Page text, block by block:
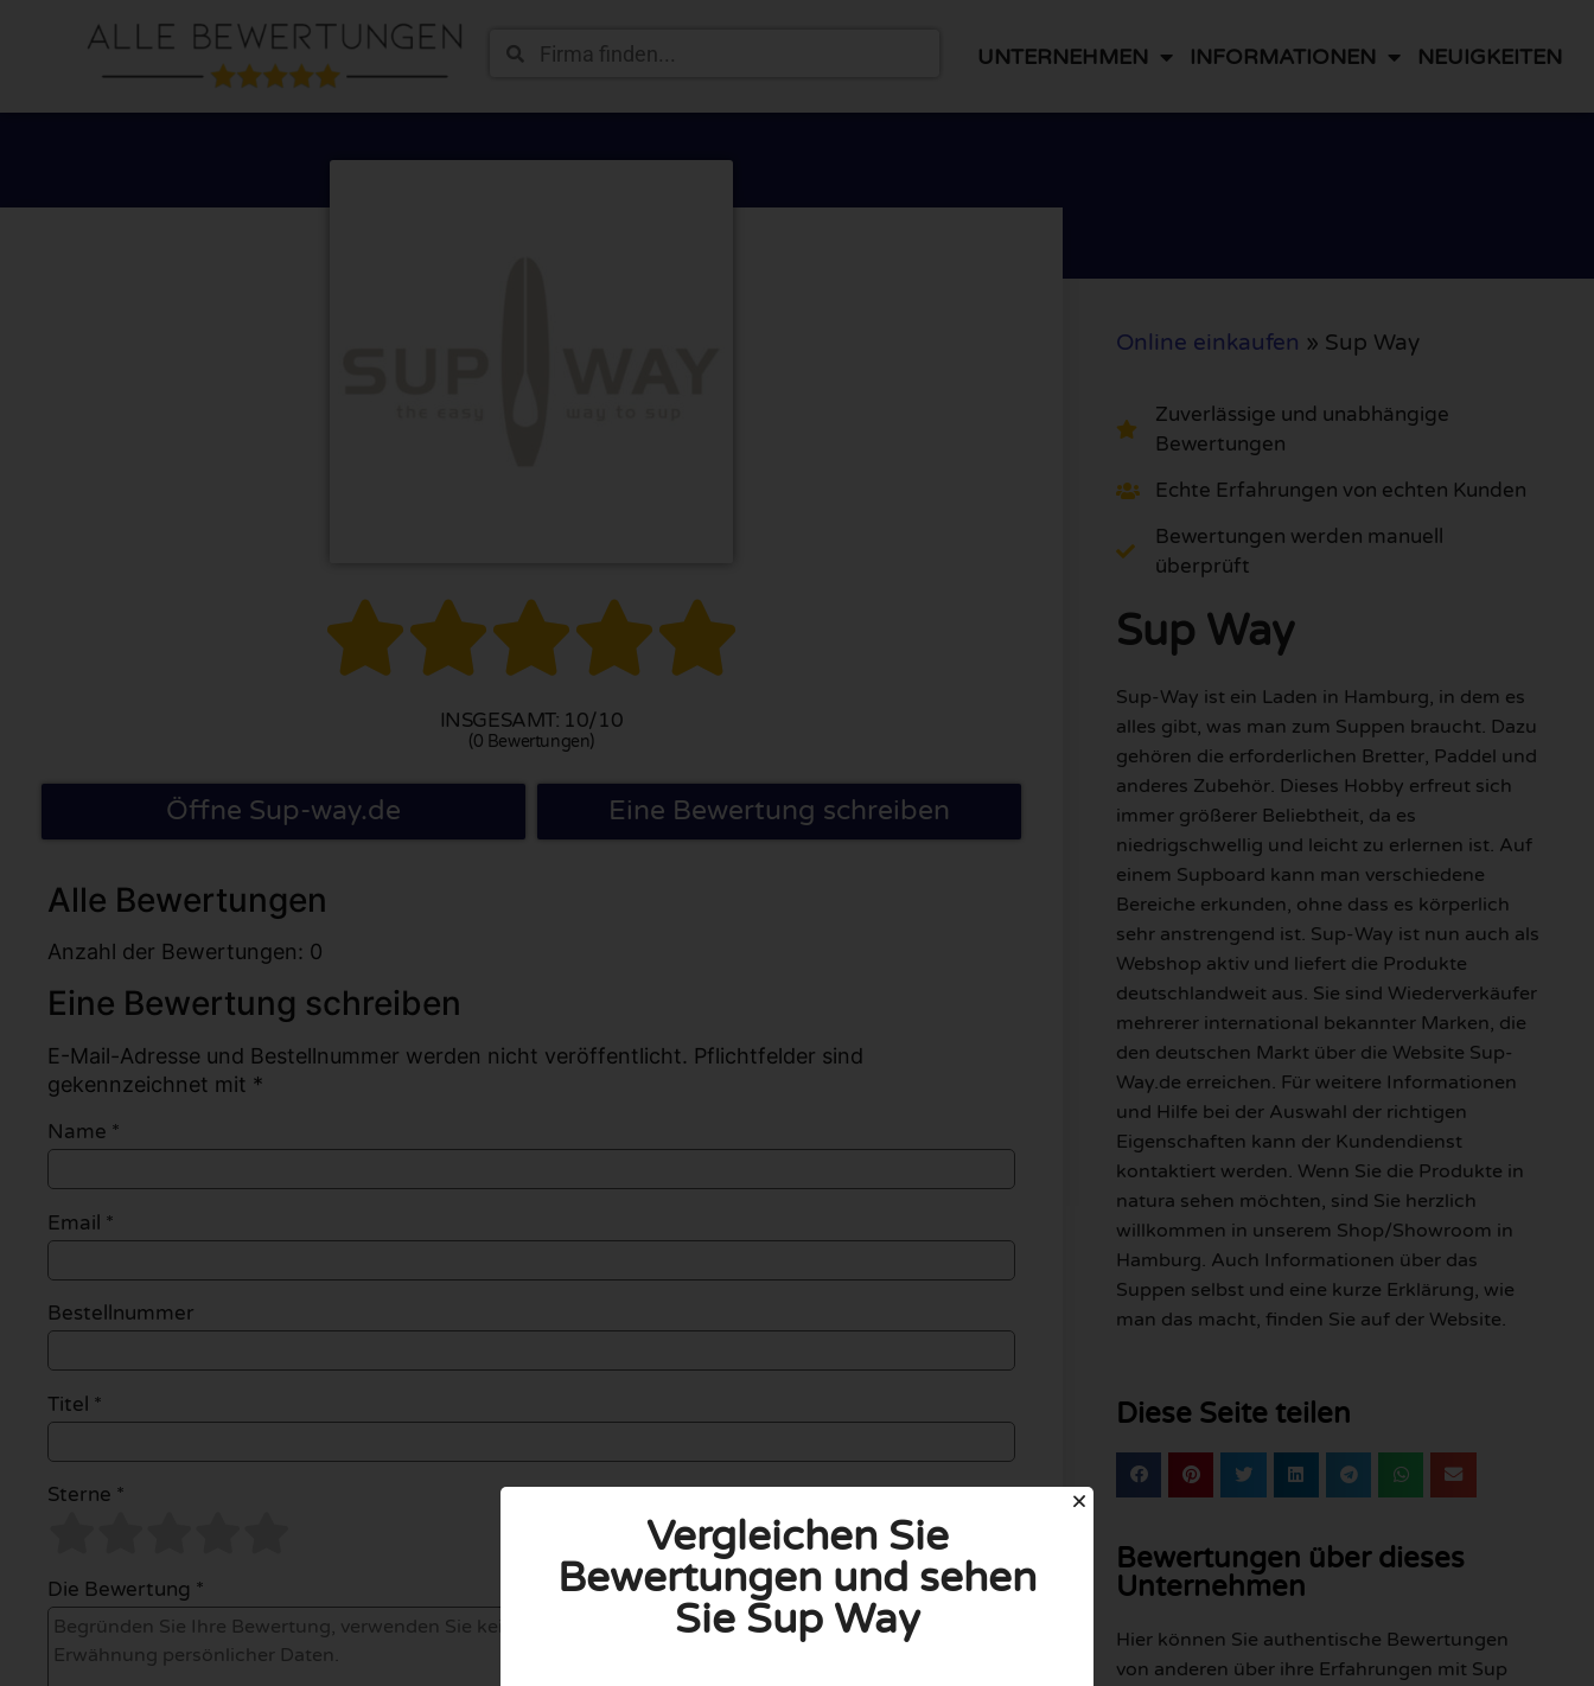
UNTERNEHMEN INFORMATIONEN NEUIGKEITEN

INSGESAMT: 10/10
(0 Bewertungen)
Öffne Sup-way.de Eine Bewertung schreiben
Alle Bewertungen
Anzahl der Bewertungen: 0
Eine Bewertung schreiben
E-Mail-Adresse und Bestellnummer werden nicht veröffentlicht. Pflichtfelder sind
gekennzeichnet mit *
Name *
Email *
Bestellnummer
Titel *
Sterne *
Die Bewertung *
Online einkaufen » Sup Way
Zuverlässige und unabhängige
Bewertungen
Echte Erfahrungen von echten Kunden
Bewertungen werden manuell
überprüft
Sup Way
Sup-Way ist ein Laden in Hamburg, in dem es
alles gibt, was man zum Suppen braucht. Dazu
gehören die erforderlichen Bretter, Paddel und
anderes Zubehör. Dieses Hobby erfreut sich
immer größerer Beliebtheit, da es
niedrigschwellig und leicht zu erlernen ist. Auf
einem Supboard kann man verschiedene
Bereiche erkunden, ohne dass es körperlich
sehr anstrengend ist. Sup-Way ist nun auch als
Webshop aktiv und liefert die Produkte
deutschlandweit aus. Sie sind Wiederverkäufer
mehrerer international bekannter Marken, die
den deutschen Markt über die Website Sup-
Way.de erreichen. Für weitere Informationen
und Hilfe bei der Auswahl der richtigen
Eigenschaften kann der Kundendienst
kontaktiert werden. Wenn Sie die Produkte in
natura sehen möchten, sind Sie herzlich
willkommen in unserem Shop/Showroom in
Hamburg. Auch Informationen über das
Suppen selbst und eine kurze Erklärung, wie
man das macht, finden Sie auf der Website.
Diese Seite teilen
Bewertungen über dieses
Unternehmen
Hier können Sie authentische Bewertungen
von anderen über ihre Erfahrungen mit Sup
Vergleichen Sie
Bewertungen und sehen
Sie Sup Way